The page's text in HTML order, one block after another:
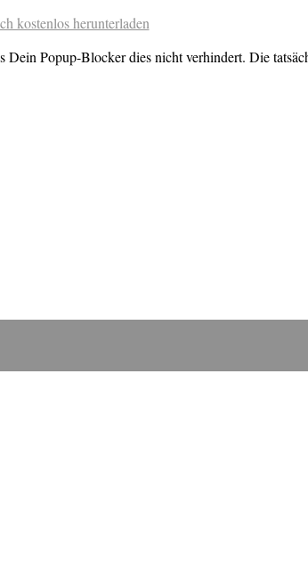
Dein Popup-Blocker dies nicht verhindert. Die